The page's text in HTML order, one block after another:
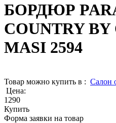
БОРДЮР
COUNTRY
MASI 2594
Товар можно купить в : Cалон
Цена:
1290
Купить
Форма заявки на товар